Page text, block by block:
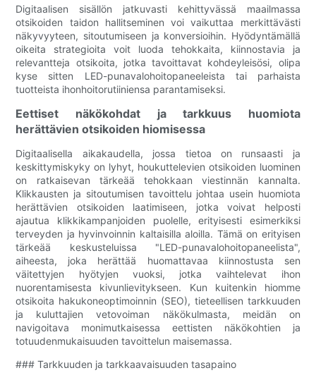
Digitaalisen sisällön jatkuvasti kehittyvässä maailmassa
otsikoiden taidon hallitseminen voi vaikuttaa merkittävästi
näkyvyyteen, sitoutumiseen ja konversioihin. Hyödyntämällä
oikeita strategioita voit luoda tehokkaita, kiinnostavia ja
relevantteja otsikoita, jotka tavoittavat kohdeyleisösi, olipa
kyse sitten LED-punavalohoitopaneeleista tai parhaista
tuotteista ihonhoitorutiiniensa parantamiseksi.
Eettiset näkökohdat ja tarkkuus huomiota
herättävien otsikoiden hiomisessa
Digitaalisella aikakaudella, jossa tietoa on runsaasti ja
keskittymiskyky on lyhyt, houkuttelevien otsikoiden luominen
on ratkaisevan tärkeää tehokkaan viestinnän kannalta.
Klikkausten ja sitoutumisen tavoittelu johtaa usein huomiota
herättävien otsikoiden laatimiseen, jotka voivat helposti
ajautua klikkikampanjoiden puolelle, erityisesti esimerkiksi
terveyden ja hyvinvoinnin kaltaisilla aloilla. Tämä on erityisen
tärkeää keskusteluissa "LED-punavalohoitopaneelista",
aiheesta, joka herättää huomattavaa kiinnostusta sen
väitettyjen hyötyjen vuoksi, jotka vaihtelevat ihon
nuorentamisesta kivunlievitykseen. Kun kuitenkin hiomme
otsikoita hakukoneoptimoinnin (SEO), tieteellisen tarkkuuden
ja kuluttajien vetovoiman näkökulmasta, meidän on
navigoitava monimutkaisessa eettisten näkökohtien ja
totuudenmukaisuuden tavoittelun maisemassa.
### Tarkkuuden ja tarkkaavaisuuden tasapaino